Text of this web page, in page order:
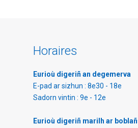
Horaires
Eurioù digeriñ an degemerva
E-pad ar sizhun : 8e30 - 18e
Sadorn vintin : 9e - 12e
Eurioù digeriñ marilh ar